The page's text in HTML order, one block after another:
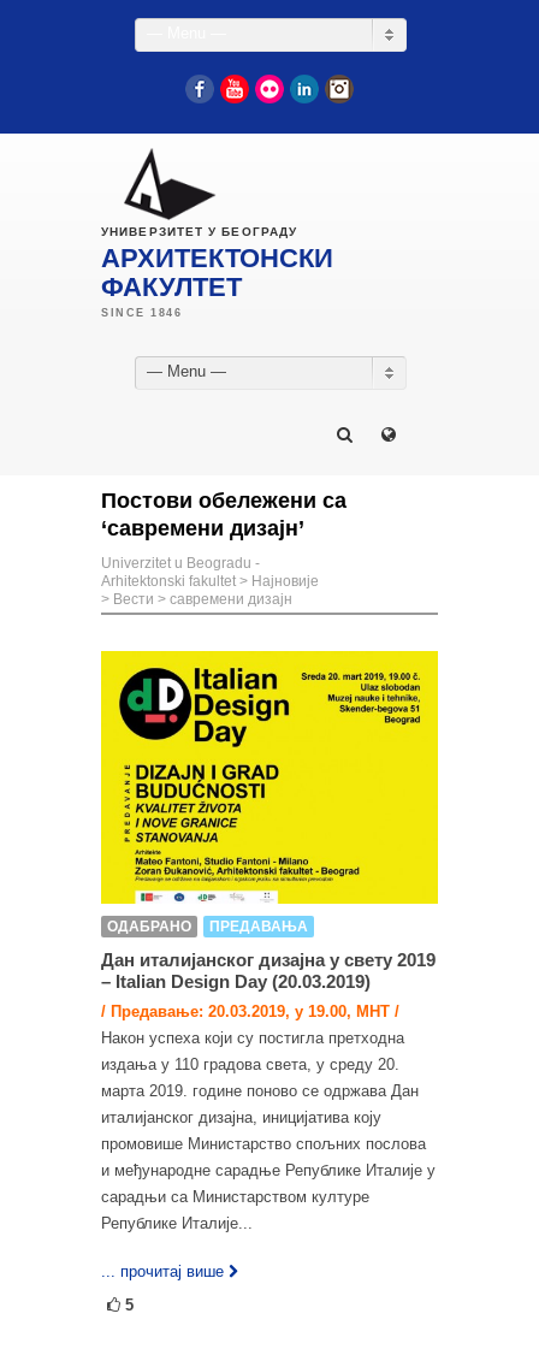
FacebookYouTube
Flickr LinkedIn
УНИВЕРЗИТЕТ У БЕОГРАДУ
АРХИТЕКТОНСКИ
ФАКУЛТЕТ
— Menu —
Постови обележени са
‘савремени дизајн’
Univerzitet u Beogradu -
Arhitektonski fakultet > Најновије
> Вести > савремени дизајн
ОДАБРАНО ПРЕДАВАЊА
Дан италијанског дизајна у свету 2019
– Italian Design Day (20.03.2019)
/ Предавање: 20.03.2019, у 19.00, МНТ /
Након успеха који су постигла претходна
издања у 110 градова света, у среду 20.
марта 2019. године поново се одржава Дан
италијанског дизајна, иницијатива коју
промовише Министарство спољних послова
и међународне сарадње Републике Италије у
сарадњи са Министарством културе
Републике Италије...
... прочитај више
5